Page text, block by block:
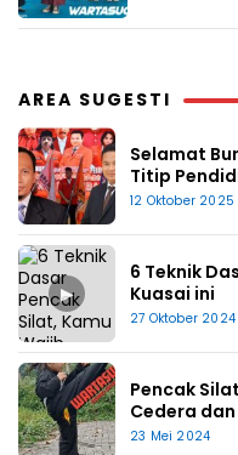
AREA SUGESTI
Selamat
Titip
12 Oktober 2025
▶
6 Teknik
Kuasai ini
27 Oktober 2024
Pencak
Cedera
23 Mei 2024